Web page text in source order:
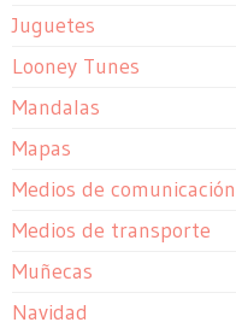
Juguetes
Looney Tunes
Mandalas
Mapas
Medios de comunicación
Medios de transporte
Muñecas
Navidad